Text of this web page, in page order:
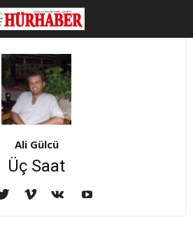
Ali Gülcü
Üç Saat